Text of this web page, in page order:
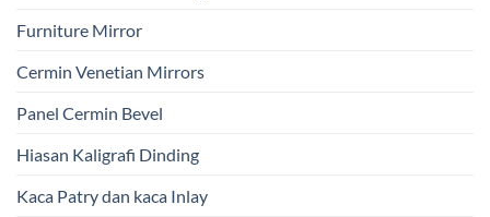
Furniture Mirror
Cermin Venetian Mirrors
Panel Cermin Bevel
Hiasan Kaligrafi Dinding
Kaca Patry dan kaca Inlay